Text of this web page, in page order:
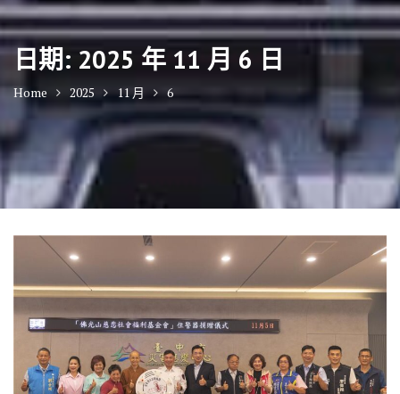
日期: 2025 年 11 月 6 日
Home 2025 11 月 6